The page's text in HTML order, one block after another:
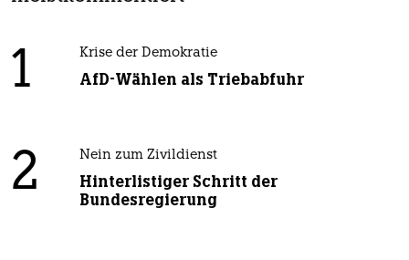
1 Krise der Demokratie
AfD-Wählen als Triebabfuhr
2 Nein zum Zivildienst
Hinterlistiger Schritt der
Bundesregierung